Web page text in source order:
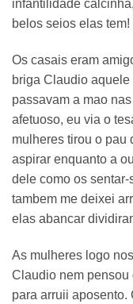
infantilidade
belos seios elas tem!
Os casais eram
briga Claudio
passavam a mao
afetuoso, eu via o
mulheres tirou o pau
aspirar enquanto a
dele como os
tambem me deixei
elas abancar
As mulheres logo
Claudio nem pensou
para arruii